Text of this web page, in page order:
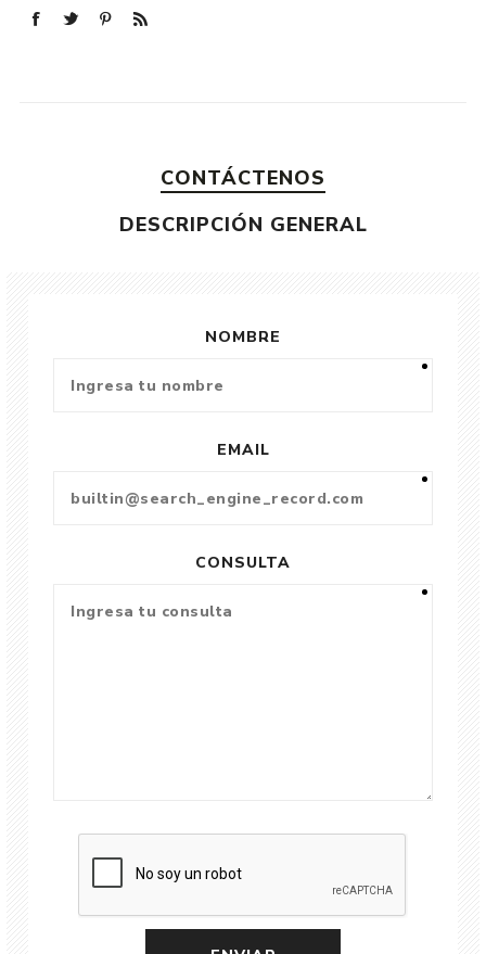
CONTÁCTENOS
DESCRIPCIÓN GENERAL
NOMBRE
EMAIL
CONSULTA